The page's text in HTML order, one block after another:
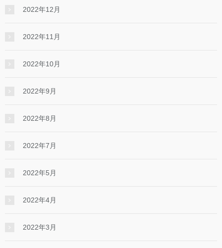
2022年12月
2022年11月
2022年10月
2022年9月
2022年8月
2022年7月
2022年5月
2022年4月
2022年3月